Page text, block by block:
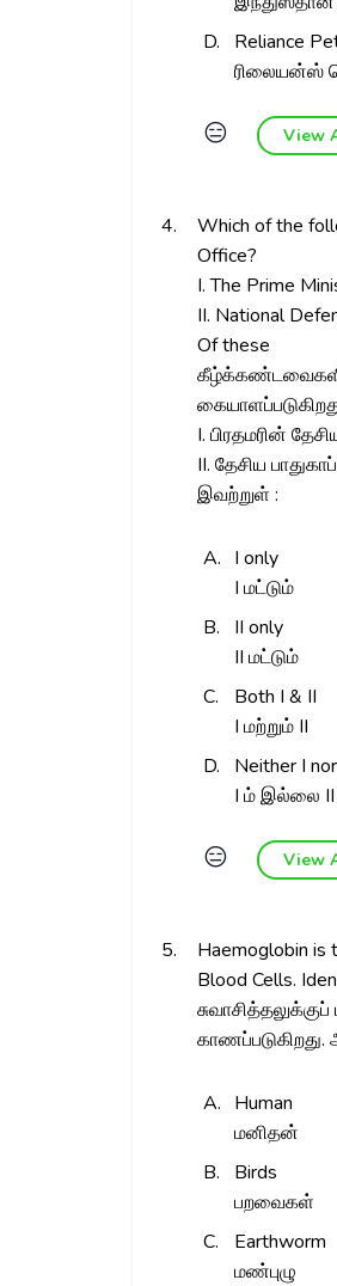
D.
Reliance
ரிலையன்ஸ்
😑 View
4.
Which of the
Office?
I. The Prime
II. National
Of these
I. பிரதமரின்
II. தேசிய
இவற்றுள் :
A. I only
I மட்டும்
B.
II only
II மட்டும்
C.
Both I & II
I மற்றும் II
D.
Neither I
I ம் இல்லை
😑 View
5.
Haemoglobin is
Blood Cells.
A. Human
மனிதன்
B.
Birds
பறவைகள்
C.
Earthworm
மண்புழு